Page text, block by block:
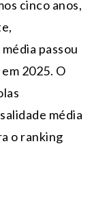
cinco anos,
passou
2025. O
média
o ranking